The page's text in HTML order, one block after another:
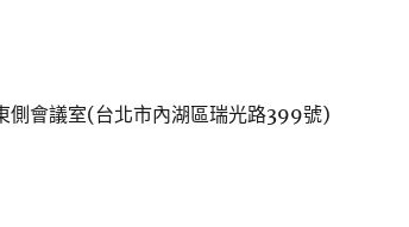
側會議室(台北市內湖區瑞光路399號)